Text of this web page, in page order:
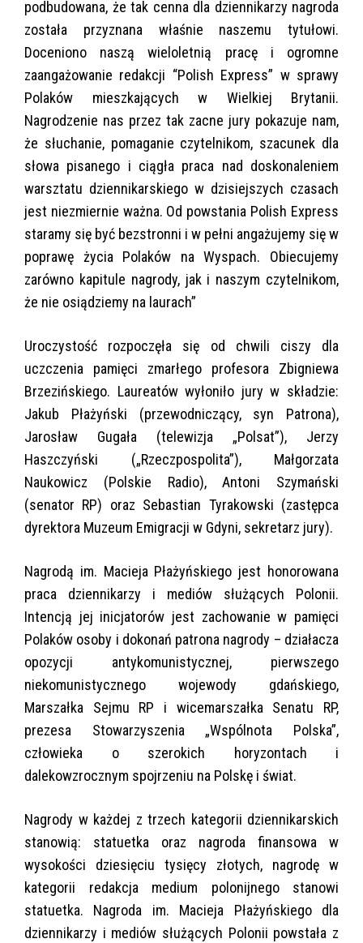
podbudowana, że tak cenna dla dziennikarzy nagroda
została przyznana właśnie naszemu tytułowi.
Doceniono naszą wieloletnią pracę i ogromne
zaangażowanie redakcji “Polish Express” w sprawy
Polaków mieszkających w Wielkiej Brytanii.
Nagrodzenie nas przez tak zacne jury pokazuje nam,
że słuchanie, pomaganie czytelnikom, szacunek dla
słowa pisanego i ciągła praca nad doskonaleniem
warsztatu dziennikarskiego w dzisiejszych czasach
jest niezmiernie ważna. Od powstania Polish Express
staramy się być bezstronni i w pełni angażujemy się w
poprawę życia Polaków na Wyspach. Obiecujemy
zarówno kapitule nagrody, jak i naszym czytelnikom,
że nie osiądziemy na laurach”
Uroczystość rozpoczęła się od chwili ciszy dla
uczczenia pamięci zmarłego profesora Zbigniewa
Brzezińskiego. Laureatów wyłoniło jury w składzie:
Jakub Płażyński (przewodniczący, syn Patrona),
Jarosław Gugała (telewizja „Polsat”), Jerzy
Haszczyński („Rzeczpospolita”), Małgorzata
Naukowicz (Polskie Radio), Antoni Szymański
(senator RP) oraz Sebastian Tyrakowski (zastępca
dyrektora Muzeum Emigracji w Gdyni, sekretarz jury).
Nagrodą im. Macieja Płażyńskiego jest honorowana
praca dziennikarzy i mediów służących Polonii.
Intencją jej inicjatorów jest zachowanie w pamięci
Polaków osoby i dokonań patrona nagrody – działacza
opozycji antykomunistycznej, pierwszego
niekomunistycznego wojewody gdańskiego,
Marszałka Sejmu RP i wicemarszałka Senatu RP,
prezesa Stowarzyszenia „Wspólnota Polska”,
człowieka o szerokich horyzontach i
dalekowzrocznym spojrzeniu na Polskę i świat.
Nagrody w każdej z trzech kategorii dziennikarskich
stanowią: statuetka oraz nagroda finansowa w
wysokości dziesięciu tysięcy złotych, nagrodę w
kategorii redakcja medium polonijnego stanowi
statuetka. Nagroda im. Macieja Płażyńskiego dla
dziennikarzy i mediów służących Polonii powstała z